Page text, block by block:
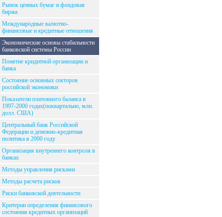
Рынок ценных бумаг и фондовая
биржа
Международные валютно-
финансовые и кредитные отношения
Экономические основы стабильности
банковской системы России
Понятие кридитной организации и
банка
Состояние основных секторов
российской экономики
Показатели платежного баланса в
1997-2000 годах(поквартально, млн.
долл. США)
Центральный банк Российской
Федерации и денежно-кредитная
политика в 2000 году
Организация внутреннего контроля в
банках
Методы управления рисками
Методы расчета рисков
Риски банковской деятельности
Критерии определения финансового
состояния кредитных организаций